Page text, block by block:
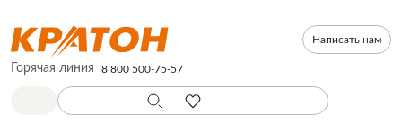
Написать нам
Горячая линия 8 800 500-75-57